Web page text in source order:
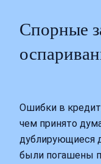
Спорные
Ошибки в
чем принято
дублирующиеся
были погашены